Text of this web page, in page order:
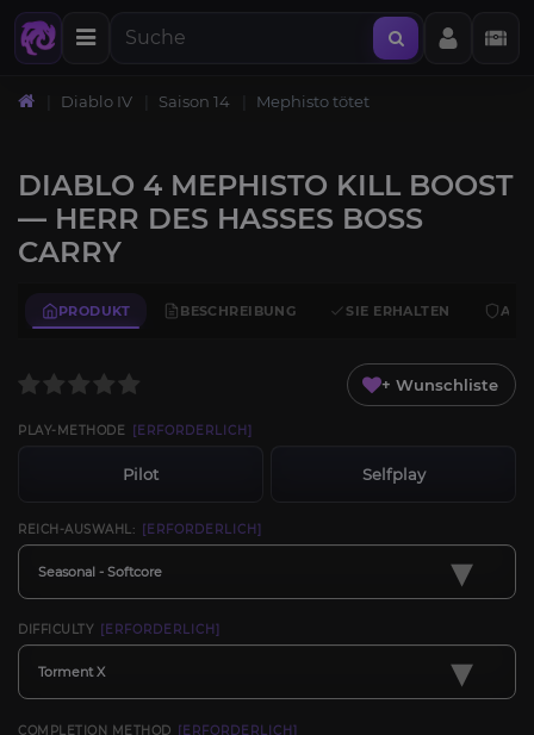
Diablo IV Saison 14 Mephisto tötet
DIABLO 4 MEPHISTO KILL BOOST
— HERR DES HASSES BOSS
CARRY
PRODUKT BESCHREIBUNG SIE ERHALTEN
+ Wunschliste
PLAY-METHODE [ERFORDERLICH]
Pilot Selfplay
REICH-AUSWAHL: [ERFORDERLICH]
Seasonal - Softcore ▾
DIFFICULTY [ERFORDERLICH]
Torment X ▾
COMPLETION METHOD [ERFORDERLICH]